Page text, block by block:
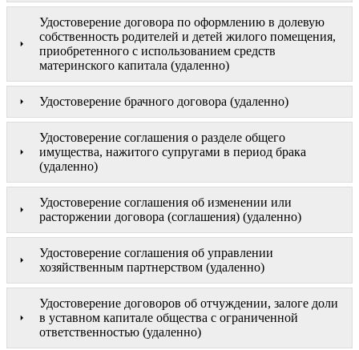
Удостоверение договора по оформлению в долевую
собственность родителей и детей жилого помещения,
приобретенного с использованием средств
материнского капитала (удаленно)
Удостоверение брачного договора (удаленно)
Удостоверение соглашения о разделе общего
имущества, нажитого супругами в период брака
(удаленно)
Удостоверение соглашения об изменении или
расторжении договора (соглашения) (удаленно)
Удостоверение соглашения об управлении
хозяйственным партнерством (удаленно)
Удостоверение договоров об отчуждении, залоге доли
в уставном капитале общества с ограниченной
ответственностью (удаленно)